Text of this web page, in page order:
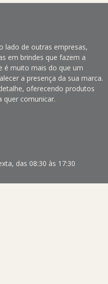
lado de outras empresas,
em brindes que fazem a
é muito mais do que um
a presença da sua marca.
oferecendo produtos
quer comunicar.
das 08:30 às 17:30